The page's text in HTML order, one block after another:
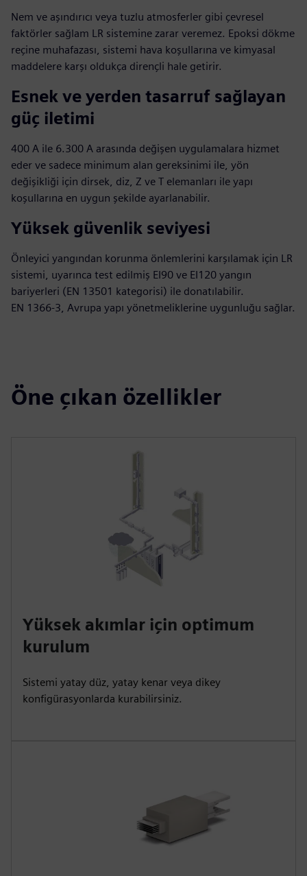
Nem ve aşındırıcı veya tuzlu atmosferler gibi çevresel
faktörler sağlam LR sistemine zarar veremez. Epoksi dökme
reçine muhafazası, sistemi hava koşullarına ve kimyasal
maddelere karşı oldukça dirençli hale getirir.
Esnek ve yerden tasarruf sağlayan
güç iletimi
400 A ile 6.300 A arasında değişen uygulamalara hizmet
eder ve sadece minimum alan gereksinimi ile, yön
değişikliği için dirsek, diz, Z ve T elemanları ile yapı
koşullarına en uygun şekilde ayarlanabilir.
Yüksek güvenlik seviyesi
Önleyici yangından korunma önlemlerini karşılamak için LR
sistemi, uyarınca test edilmiş EI90 ve EI120 yangın
bariyerleri (EN 13501 kategorisi) ile donatılabilir.
EN 1366-3, Avrupa yapı yönetmeliklerine uygunluğu sağlar.
Öne çıkan özellikler
Yüksek akımlar için optimum
kurulum
Sistemi yatay düz, yatay kenar veya dikey
konfigürasyonlarda kurabilirsiniz.